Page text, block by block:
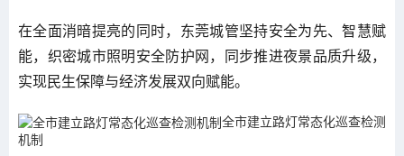
在全面消暗提亮的同时，东莞城管坚持安全为先、智慧赋
能，织密城市照明安全防护网，同步推进夜景品质升级，
实现民生保障与经济发展双向赋能。
全市建立路灯常态化巡查检测
机制